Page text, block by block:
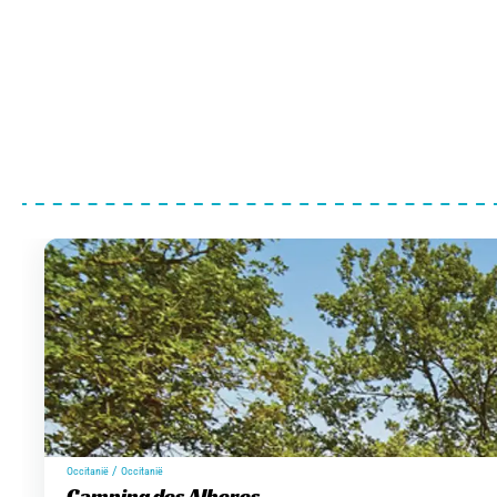
Occitanië / Occitanië